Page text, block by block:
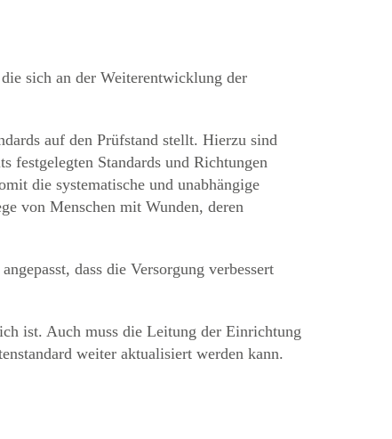
sich an der Weiterentwicklung der
auf den Prüfstand stellt. Hierzu sind
festgelegten Standards und Richtungen
die systematische und unabhängige
von Menschen mit Wunden, deren
dass die Versorgung verbessert
ist. Auch muss die Leitung der Einrichtung
weiter aktualisiert werden kann.